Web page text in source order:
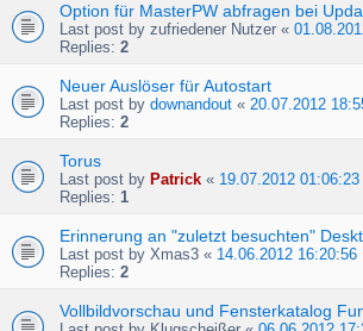
Option für MasterPW abfragen bei
Last post by zufriedener Nutzer «
Replies: 2
Neuer Auslöser für Autostart
Last post by downandout « 20.07.2012
Replies: 2
Torus
Last post by Patrick « 19.07.2012 01:06:23
Replies: 1
Erinnerung an "zuletzt besuchten"
Last post by Xmas3 « 14.06.2012 16:20:56
Replies: 2
Vollbildvorschau und Fensterkatalog